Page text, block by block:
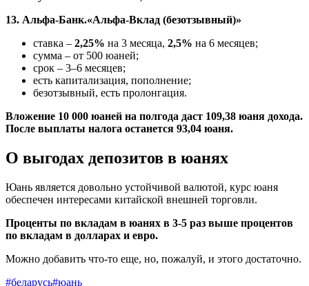
13. Альфа-Банк.«Альфа-Вклад (безотзывный)»
ставка – 2,25% на 3 месяца, 2,5% на 6 месяцев;
сумма – от 500 юаней;
срок – 3–6 месяцев;
есть капитализация, пополнение;
безотзывный, есть пролонгация.
Вложение 10 000 юаней на полгода даст 109,38 юаня дохода.
После выплаты налога останется 93,04 юаня.
О выгодах депозитов в юанях
Юань является довольно устойчивой валютой, курс юаня
обеспечен интересами китайской внешней торговли.
Проценты по вкладам в юанях в 3-5 раз выше процентов
по вкладам в долларах и евро.
Можно добавить что-то еще, но, пожалуй, и этого достаточно.
#беларусь#юань